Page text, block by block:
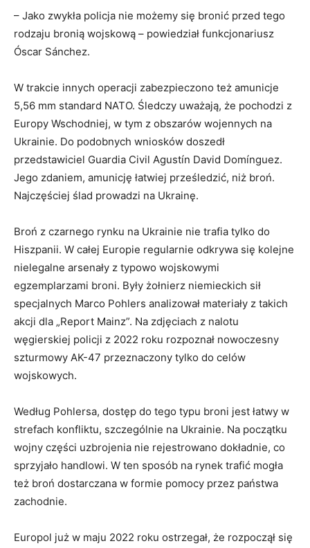
– Jako zwykła policja nie możemy się bronić przed tego
rodzaju bronią wojskową – powiedział funkcjonariusz
Óscar Sánchez.
W trakcie innych operacji zabezpieczono też amunicje
5,56 mm standard NATO. Śledczy uważają, że pochodzi z
Europy Wschodniej, w tym z obszarów wojennych na
Ukrainie. Do podobnych wniosków doszedł
przedstawiciel Guardia Civil Agustín David Domínguez.
Jego zdaniem, amunicję łatwiej prześledzić, niż broń.
Najczęściej ślad prowadzi na Ukrainę.
Broń z czarnego rynku na Ukrainie nie trafia tylko do
Hiszpanii. W całej Europie regularnie odkrywa się kolejne
nielegalne arsenały z typowo wojskowymi
egzemplarzami broni. Były żołnierz niemieckich sił
specjalnych Marco Pohlers analizował materiały z takich
akcji dla „Report Mainz”. Na zdjęciach z nalotu
węgierskiej policji z 2022 roku rozpoznał nowoczesny
szturmowy AK-47 przeznaczony tylko do celów
wojskowych.
Według Pohlersa, dostęp do tego typu broni jest łatwy w
strefach konfliktu, szczególnie na Ukrainie. Na początku
wojny części uzbrojenia nie rejestrowano dokładnie, co
sprzyjało handlowi. W ten sposób na rynek trafić mogła
też broń dostarczana w formie pomocy przez państwa
zachodnie.
Europol już w maju 2022 roku ostrzegał, że rozpoczął się